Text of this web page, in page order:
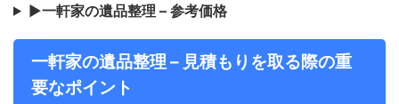
▶一軒家の遺品整理 – 参考価格
一軒家の遺品整理 – 見積もりを取る際の重
要なポイント